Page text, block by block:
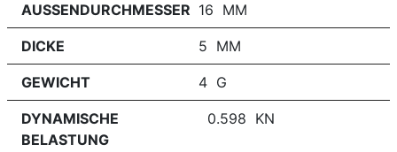
AUSSENDURCHMESSER 16 MM
DICKE 5 MM
GEWICHT 4 G
DYNAMISCHE
BELASTUNG
0.598 KN